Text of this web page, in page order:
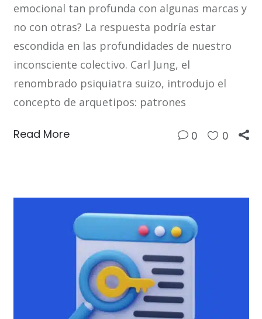
emocional tan profunda con algunas marcas y
no con otras? La respuesta podría estar
escondida en las profundidades de nuestro
inconsciente colectivo. Carl Jung, el
renombrado psiquiatra suizo, introdujo el
concepto de arquetipos: patrones
Read More 0 0